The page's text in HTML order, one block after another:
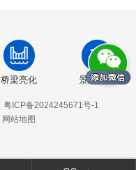
桥梁亮化 景观亮化
粤ICP备2024245671号-1
网站地图